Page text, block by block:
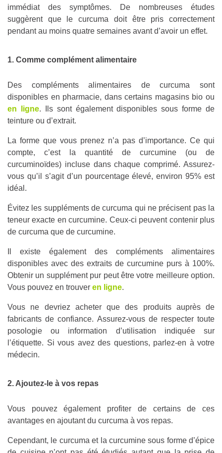
immédiat des symptômes. De nombreuses études
suggèrent que le curcuma doit être pris correctement
pendant au moins quatre semaines avant d’avoir un effet.
1. Comme complément alimentaire
Des compléments alimentaires de curcuma sont
disponibles en pharmacie, dans certains magasins bio ou
en ligne. Ils sont également disponibles sous forme de
teinture ou d’extrait.
La forme que vous prenez n’a pas d’importance. Ce qui
compte, c’est la quantité de curcumine (ou de
curcuminoïdes) incluse dans chaque comprimé. Assurez-
vous qu’il s’agit d’un pourcentage élevé, environ 95% est
idéal.
Évitez les suppléments de curcuma qui ne précisent pas la
teneur exacte en curcumine. Ceux-ci peuvent contenir plus
de curcuma que de curcumine.
Il existe également des compléments alimentaires
disponibles avec des extraits de curcumine purs à 100%.
Obtenir un supplément pur peut être votre meilleure option.
Vous pouvez en trouver en ligne.
Vous ne devriez acheter que des produits auprès de
fabricants de confiance. Assurez-vous de respecter toute
posologie ou information d’utilisation indiquée sur
l’étiquette. Si vous avez des questions, parlez-en à votre
médecin.
2. Ajoutez-le à vos repas
Vous pouvez également profiter de certains de ces
avantages en ajoutant du curcuma à vos repas.
Cependant, le curcuma et la curcumine sous forme d’épice